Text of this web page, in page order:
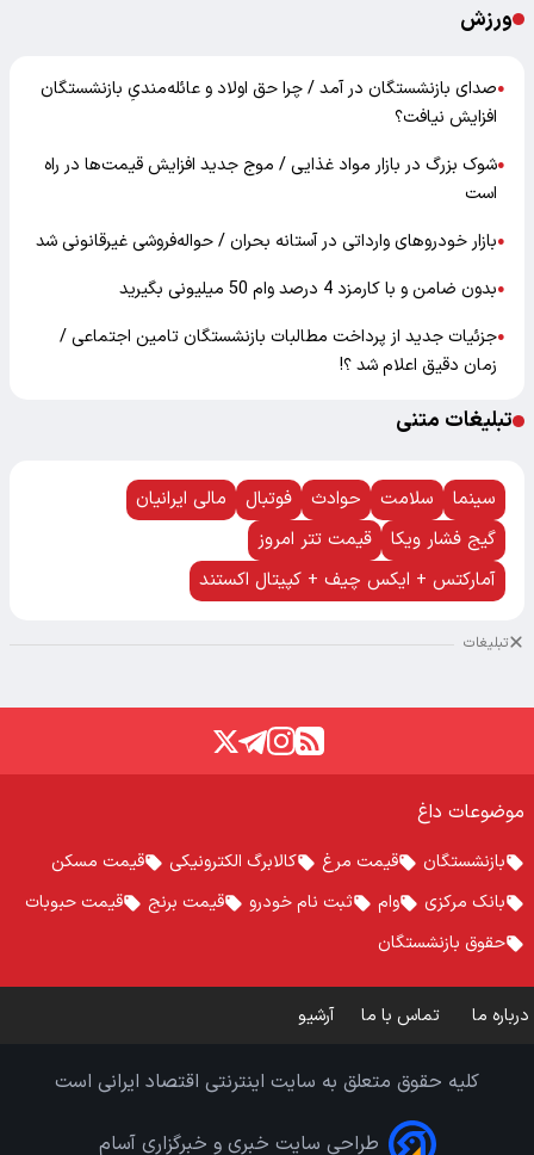
ورزش
●صدای بازنشستگان در آمد / چرا حق اولاد و عائله‌مندیِ بازنشستگان
افزایش نیافت؟
●شوک بزرگ در بازار مواد غذایی / موج جدید افزایش قیمت‌ها در راه
است
●بازار خودرو‌های وارداتی در آستانه بحران / حواله‌فروشی غیرقانونی شد
●بدون ضامن و با کارمزد 4 درصد وام 50 میلیونی بگیرید
●جزئیات جدید از پرداخت مطالبات بازنشستگان تامین اجتماعی /
زمان دقیق اعلام شد ؟!
تبلیغات متنی
سینما سلامت حوادث فوتبال
مالی ایرانیان
گیج فشار ویکا
قیمت تتر امروز
آمارکتس + ایکس چیف + کپیتال اکستند
تبلیغات
موضوعات داغ
بازنشستگان قیمت مرغ کالابرگ الکترونیکی
قیمت مسکن
بانک مرکزی
وام ثبت نام خودرو قیمت برنج
قیمت حبوبات
حقوق بازنشستگان
درباره ما تماس با ما آرشیو
کلیه حقوق متعلق به سایت اینترنتی اقتصاد ایرانی است
طراحی سایت خبری و خبرگزاری آسام